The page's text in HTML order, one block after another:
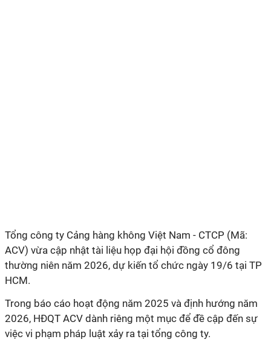
Tổng công ty Cảng hàng không Việt Nam - CTCP (Mã:
ACV) vừa cập nhật tài liệu họp đại hội đồng cổ đông
thường niên năm 2026, dự kiến tổ chức ngày 19/6 tại TP
HCM.
Trong báo cáo hoạt động năm 2025 và định hướng năm
2026, HĐQT ACV dành riêng một mục để đề cập đến sự
việc vi phạm pháp luật xảy ra tại tổng công ty.